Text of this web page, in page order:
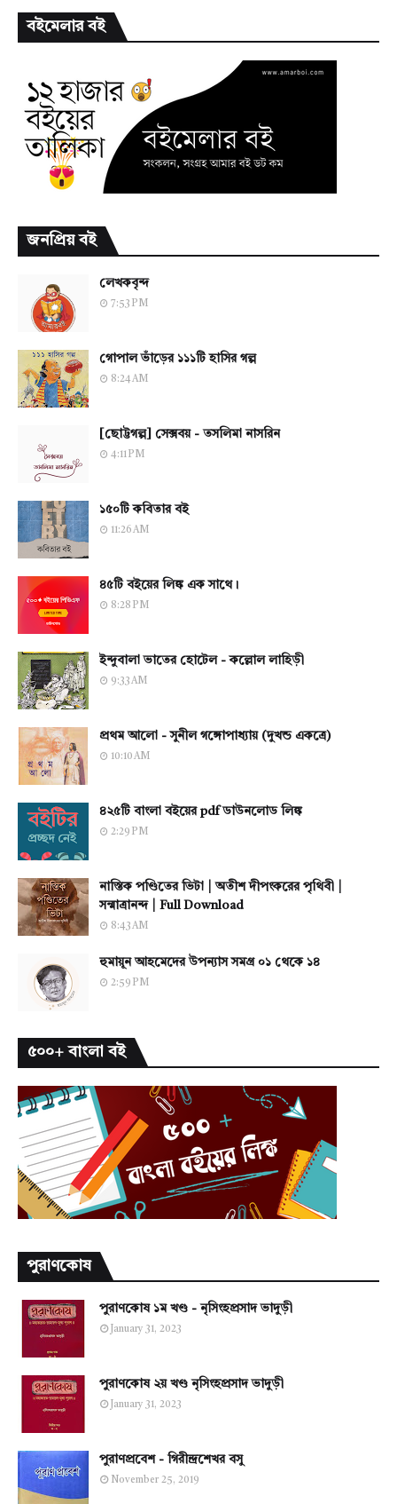
বইমেলার বই
জনপ্রিয় বই
লেখকবৃন্দ
7:53 PM
গোপাল ভাঁড়ের ১১১টি হাসির গল্প
8:24 AM
[ছোট্টগল্প] সেক্সবয় - তসলিমা নাসরিন
4:11 PM
১৫০টি কবিতার বই
11:26 AM
৪৫টি বইয়ের লিঙ্ক এক সাথে।
8:28 PM
ইন্দুবালা ভাতের হোটেল - কল্লোল লাহিড়ী
9:33 AM
প্রথম আলো - সুনীল গঙ্গোপাধ্যায় (দুখন্ড একত্রে)
10:10 AM
৪২৫টি বাংলা বইয়ের pdf ডাউনলোড লিঙ্ক
2:29 PM
নাস্তিক পণ্ডিতের ভিটা | অতীশ দীপংকরের পৃথিবী |
সন্মাত্রানন্দ | Full Download
8:43 AM
হুমায়ূন আহমেদের উপন্যাস সমগ্র ০১ থেকে ১৪
2:59 PM
৫০০+ বাংলা বই
পুরাণকোষ
পুরাণকোষ ১ম খণ্ড - নৃসিংহপ্রসাদ ভাদুড়ী
January 31, 2023
পুরাণকোষ ২য় খণ্ড নৃসিংহপ্রসাদ ভাদুড়ী
January 31, 2023
পুরাণপ্রবেশ - গিরীন্দ্রশেখর বসু
November 25, 2019